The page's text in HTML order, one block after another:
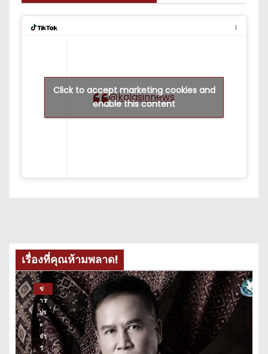
@kalasinnews
Click to accept marketing cookies and
enable this content
เรื่องที่คุณห้ามพลาด!
ข่
าว
ปร
ะ
จำ
วั